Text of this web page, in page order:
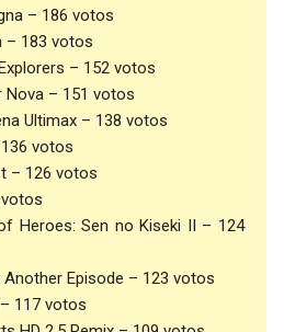
– 186 votos
– 183 votos
– 152 votos
Nova – 151 votos
Ultimax – 138 votos
votos
– 126 votos
Heroes: Sen no Kiseki II – 124
Another Episode – 123 votos
117 votos